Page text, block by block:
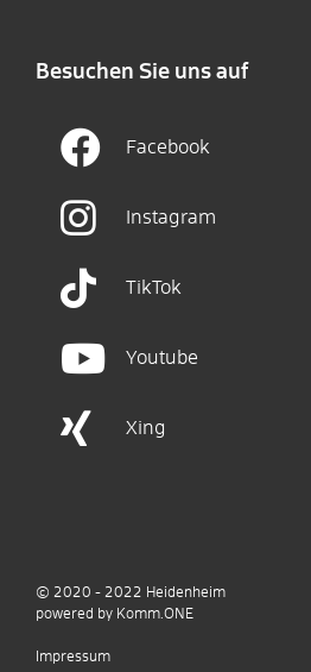
Besuchen Sie uns auf
Facebook
Instagram
TikTok
Youtube
Xing
© 2020 - 2022 Heidenheim
powered by Komm.ONE
Impressum